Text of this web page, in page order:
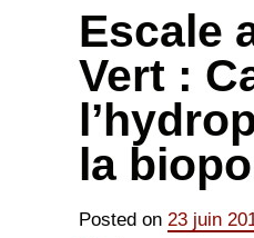
Escale
Vert :
la
Posted on 23 juin